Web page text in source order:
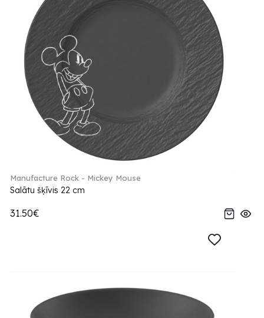
Manufacture Rock - Mickey Mouse
Salātu šķīvis 22 cm
31.50€